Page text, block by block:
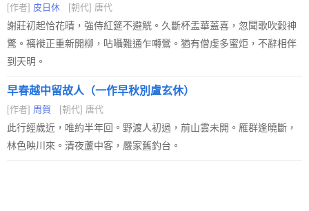
[作者] 皮日休 [朝代] 唐代
謝莊初起恰花晴，強侍紅筵不避觥。久斷杯盂華蓋喜，忽聞歌吹穀神
驚。褵褷正重新開柳，呫囁難通乍囀鶯。猶有僧虔多蜜炬，不辭相伴
到天明。
早春越中留故人（一作早秋別盧玄休）
[作者] 周賀 [朝代] 唐代
此行經歲近，唯約半年回。野渡人初過，前山雲未開。雁群逢曉斷，
林色映川來。清夜蘆中客，嚴家舊釣台。